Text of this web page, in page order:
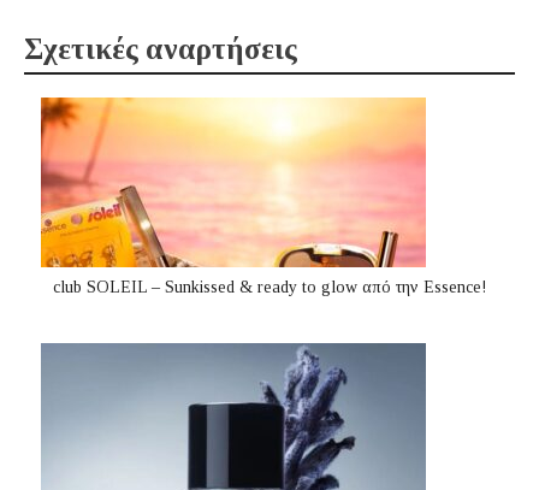
Σχετικές αναρτήσεις
club SOLEIL – Sunkissed & ready to glow από την Essence!